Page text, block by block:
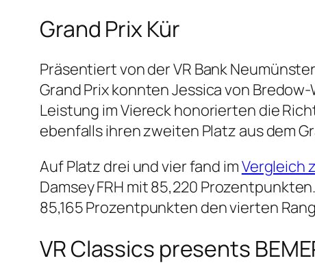
Grand Prix Kür
Präsentiert von der VR Bank
Grand Prix konnten Jessica von
Leistung im Viereck honorierten die
ebenfalls ihren zweiten Platz aus dem
Auf Platz drei und vier fand imVergleich
Damsey FRH mit 85,220
85,165 Prozentpunkten den vierten
VR Classics presents